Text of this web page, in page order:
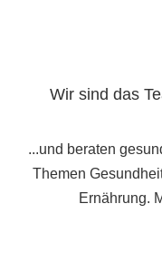
Wir sind das
...und beraten
Themen
Ernährung.